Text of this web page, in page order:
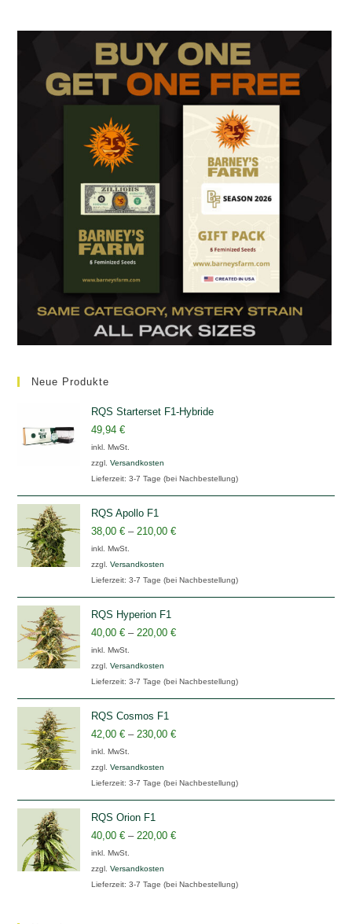
Neue Produkte
RQS Starterset F1-Hybride
49,94€
inkl. MwSt.
zzgl.Versandkosten
Lieferzeit:3-7 Tage (bei Nachbestellung)
RQS Apollo F1
38,00€ – 210,00€
inkl. MwSt.
zzgl.Versandkosten
Lieferzeit:3-7 Tage (bei Nachbestellung)
RQS Hyperion F1
40,00€ – 220,00€
inkl. MwSt.
zzgl.Versandkosten
Lieferzeit:3-7 Tage (bei Nachbestellung)
RQS Cosmos F1
42,00€ – 230,00€
inkl. MwSt.
zzgl.Versandkosten
Lieferzeit:3-7 Tage (bei Nachbestellung)
RQS Orion F1
40,00€ – 220,00€
inkl. MwSt.
zzgl.Versandkosten
Lieferzeit:3-7 Tage (bei Nachbestellung)